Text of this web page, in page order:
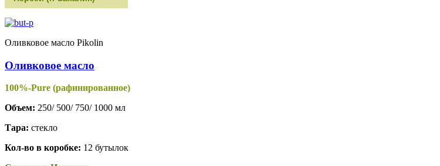
Оливковое масло Pikolin
Оливковое масло
100%-Pure (рафинированное)
Объем: 250/ 500/ 750/ 1000 мл
Тара: стекло
Кол-во в коробке: 12 бутылок